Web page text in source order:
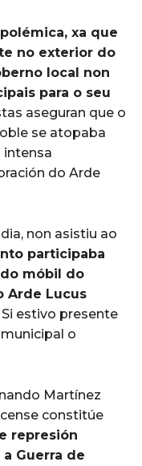
xa que
no exterior do
local non
para o seu
aseguran que o
se atopaba
intensa
do Arde
non asistiu ao
participaba
móbil do
Arde Lucus
Si estivo presente
o
Martínez
constitúe
represión
Guerra de